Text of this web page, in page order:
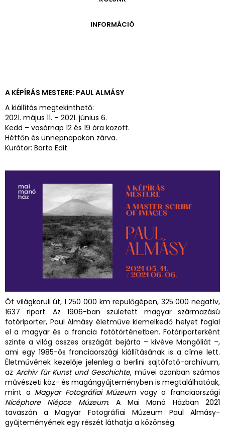
PÉCSI JÓZSEF - A NÉVADÓ
ARCHÍVUM 2014-2018
INFORMÁCIÓ
MEGKÖZELÍTÉS
A KÉPÍRÁS MESTERE: PAUL ALMÁSY
A kiállítás megtekinthető:
2021. május 11. – 2021. június 6.
Kedd – vasárnap 12 és 19 óra között.
Hétfőn és ünnepnapokon zárva.
Kurátor: Barta Edit
Öt világkörüli út, 1 250 000 km repülőgépen, 325 000 negatív,
1637 riport. Az 1906-ban született magyar származású
fotóriporter, Paul Almásy életműve kiemelkedő helyet foglal
el a magyar és a francia fotótörténetben. Fotóriporterként
szinte a világ összes országát bejárta – kivéve Mongóliát –,
ami egy 1985-ös franciaországi kiállításának is a címe lett.
Életművének kezelője jelenleg a berlini sajtófotó-archívum,
az Archiv für Kunst und Geschichte, művei azonban számos
művészeti köz- és magángyűjteményben is megtalálhatóak,
mint a Magyar Fotográfiai Múzeumvagy a franciaországi
Nicéphore Niépce Múzeum. A Mai Manó Házban 2021
tavaszán a Magyar Fotográfiai Múzeum Paul Almásy-
gyűjteményének egy részét láthatja a közönség.